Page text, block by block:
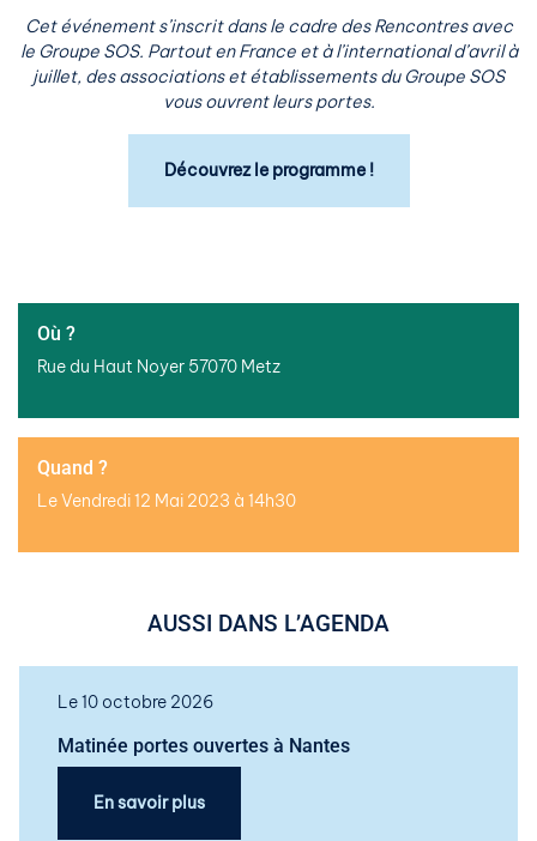
Cet événement s’inscrit dans le cadre des Rencontres avec
le Groupe SOS. Partout en France et à l’international d’avril à
juillet, des associations et établissements du Groupe SOS
vous ouvrent leurs portes.
Découvrez le programme !
Où ?
Rue du Haut Noyer 57070 Metz
Quand ?
Le Vendredi 12 Mai 2023 à 14h30
AUSSI DANS L’AGENDA
Le 10 octobre 2026
Matinée portes ouvertes à Nantes
En savoir plus